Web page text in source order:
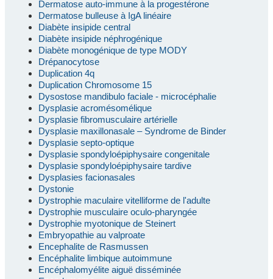
Dermatose auto-immune à la progestérone
Dermatose bulleuse à IgA linéaire
Diabète insipide central
Diabète insipide néphrogénique
Diabète monogénique de type MODY
Drépanocytose
Duplication 4q
Duplication Chromosome 15
Dysostose mandibulo faciale - microcéphalie
Dysplasie acromésomélique
Dysplasie fibromusculaire artérielle
Dysplasie maxillonasale – Syndrome de Binder
Dysplasie septo-optique
Dysplasie spondyloépiphysaire congenitale
Dysplasie spondyloépiphysaire tardive
Dysplasies facionasales
Dystonie
Dystrophie maculaire vitelliforme de l'adulte
Dystrophie musculaire oculo-pharyngée
Dystrophie myotonique de Steinert
Embryopathie au valproate
Encephalite de Rasmussen
Encéphalite limbique autoimmune
Encéphalomyélite aiguë disséminée